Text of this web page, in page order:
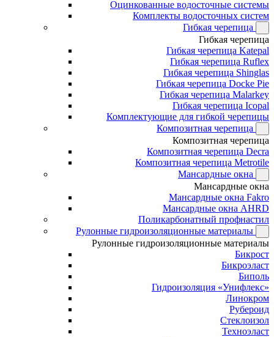
Оцинкованные водосточные системы
Комплекты водосточных систем
Гибкая черепица
Гибкая черепица
Гибкая черепица Katepal
Гибкая черепица Ruflex
Гибкая черепица Shinglas
Гибкая черепица Docke Pie
Гибкая черепица Malarkey
Гибкая черепица Icopal
Комплектующие для гибкой черепицы
Композитная черепица
Композитная черепица
Композитная черепица Decra
Композитная черепица Metrotile
Мансардные окна
Мансардные окна
Мансардные окна Fakro
Мансардные окна AHRD
Поликарбонатный профнастил
Рулонные гидроизоляционные материалы
Рулонные гидроизоляционные материалы
Бикрост
Бикроэласт
Биполь
Гидроизоляция «Унифлекс»
Линокром
Рубероид
Стеклоизол
Техноэласт